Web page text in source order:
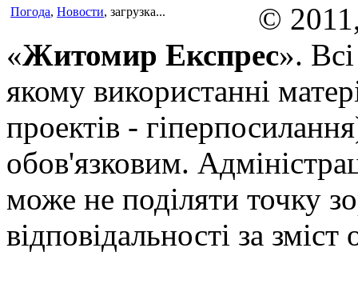
Погода, Новости, загрузка...
©
«Житомир Експрес».
якому використанні
проектів -
обов'язковим.
може не поділяти точку
відповідальності за